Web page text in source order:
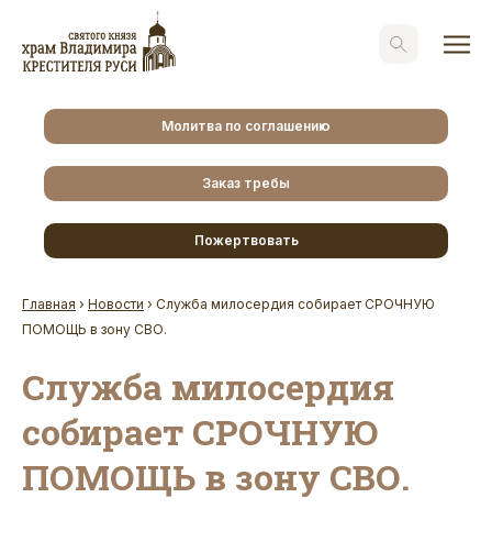
Молитва по соглашению
Заказ требы
Пожертвовать
Главная › Новости › Служба милосердия собирает СРОЧНУЮ
ПОМОЩЬ в зону СВО.
Служба милосердия
собирает СРОЧНУЮ
ПОМОЩЬ в зону СВО.